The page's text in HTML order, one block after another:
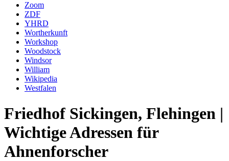
Zoom
ZDF
YHRD
Wortherkunft
Workshop
Woodstock
Windsor
William
Wikipedia
Westfalen
Friedhof Sickingen, Flehingen |
Wichtige Adressen für
Ahnenforscher